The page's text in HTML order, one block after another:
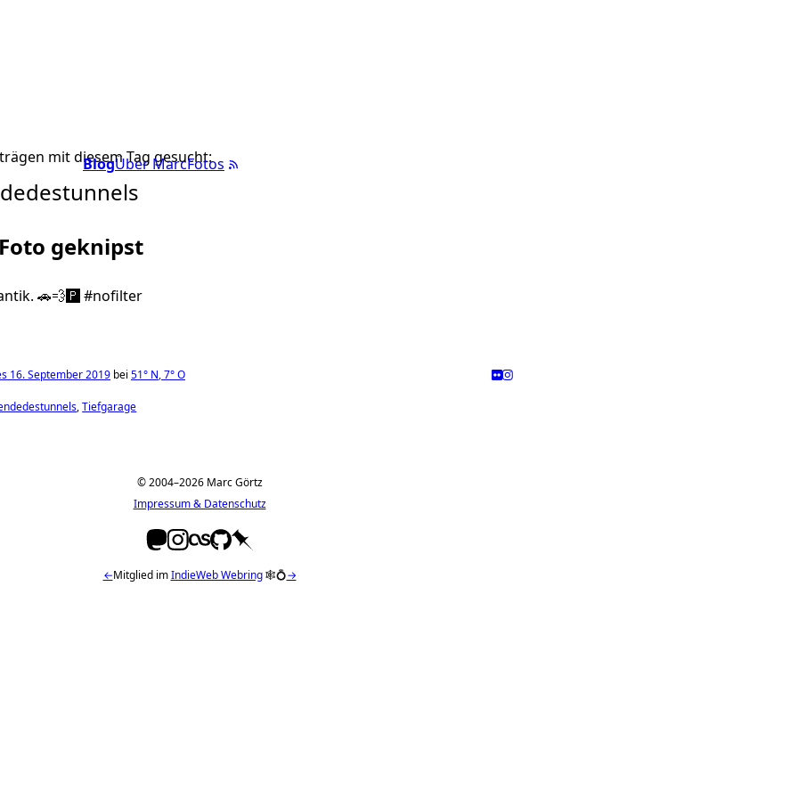
BlogÜber MarcFotos
mit diesem Tag gesucht:
geknipst
🚗💨🅿️ #nofilter
16. September 2019 bei 51° N,7°O
Tiefgarage
© 2004–2026 Marc Görtz
Impressum & Datenschutz
←Mitglied imIndieWeb Webring🕸💍→